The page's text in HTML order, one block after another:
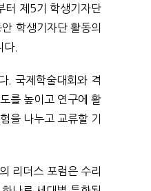
터 제5기 학생기자단
학생기자단 활동의
다.
. 국제학술대회와 격
를 높이고 연구에 활
을 나누고 교류할 기
리더스 포럼은 수리